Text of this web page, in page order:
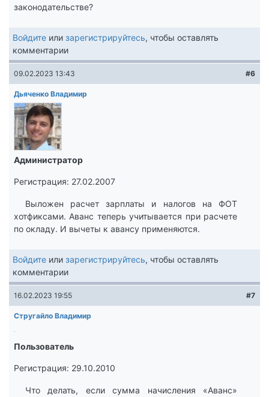
законодательстве?
Войдите или зарегистрируйтесь, чтобы оставлять
комментарии
09.02.2023 13:43 #6
Дьяченко Владимир
Администратор
Регистрация: 27.02.2007
Выложен расчет зарплаты и налогов на ФОТ
хотфиксами. Аванс теперь учитывается при расчете
по окладу. И вычеты к авансу применяются.
Войдите или зарегистрируйтесь, чтобы оставлять
комментарии
16.02.2023 19:55 #7
Стругайло Владимир
Пользователь
Регистрация: 29.10.2010
Что делать, если сумма начисления «Аванс»